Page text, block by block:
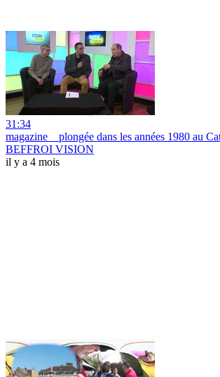
31:34
magazine _ plongée dans les années 1980 au
BEFFROI VISION
il y a 4 mois